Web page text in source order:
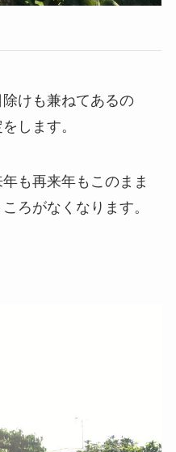
けも兼ねてあるの
します。
も再来年もこのまま
ろがなくなります。